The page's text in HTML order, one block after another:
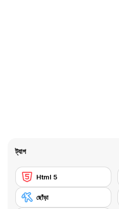
ট্যাগ
Html 5
ছোঁড়া